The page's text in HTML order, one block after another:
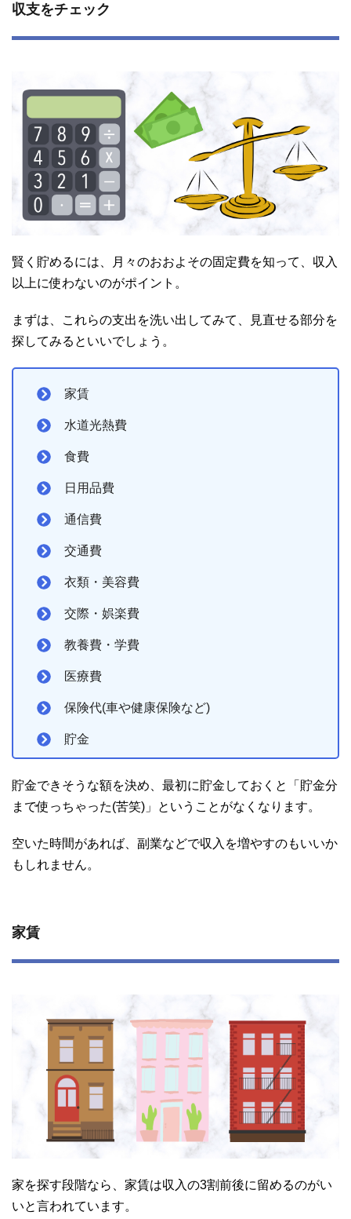
収支をチェック
賢く貯めるには、月々のおおよその固定費を知って、収入
以上に使わないのがポイント。
まずは、これらの支出を洗い出してみて、見直せる部分を
探してみるといいでしょう。
家賃
水道光熱費
食費
日用品費
通信費
交通費
衣類・美容費
交際・娯楽費
教養費・学費
医療費
保険代(車や健康保険など)
貯金
貯金できそうな額を決め、最初に貯金しておくと「貯金分
まで使っちゃった(苦笑)」ということがなくなります。
空いた時間があれば、副業などで収入を増やすのもいいか
もしれません。
家賃
家を探す段階なら、家賃は収入の3割前後に留めるのがい
いと言われています。